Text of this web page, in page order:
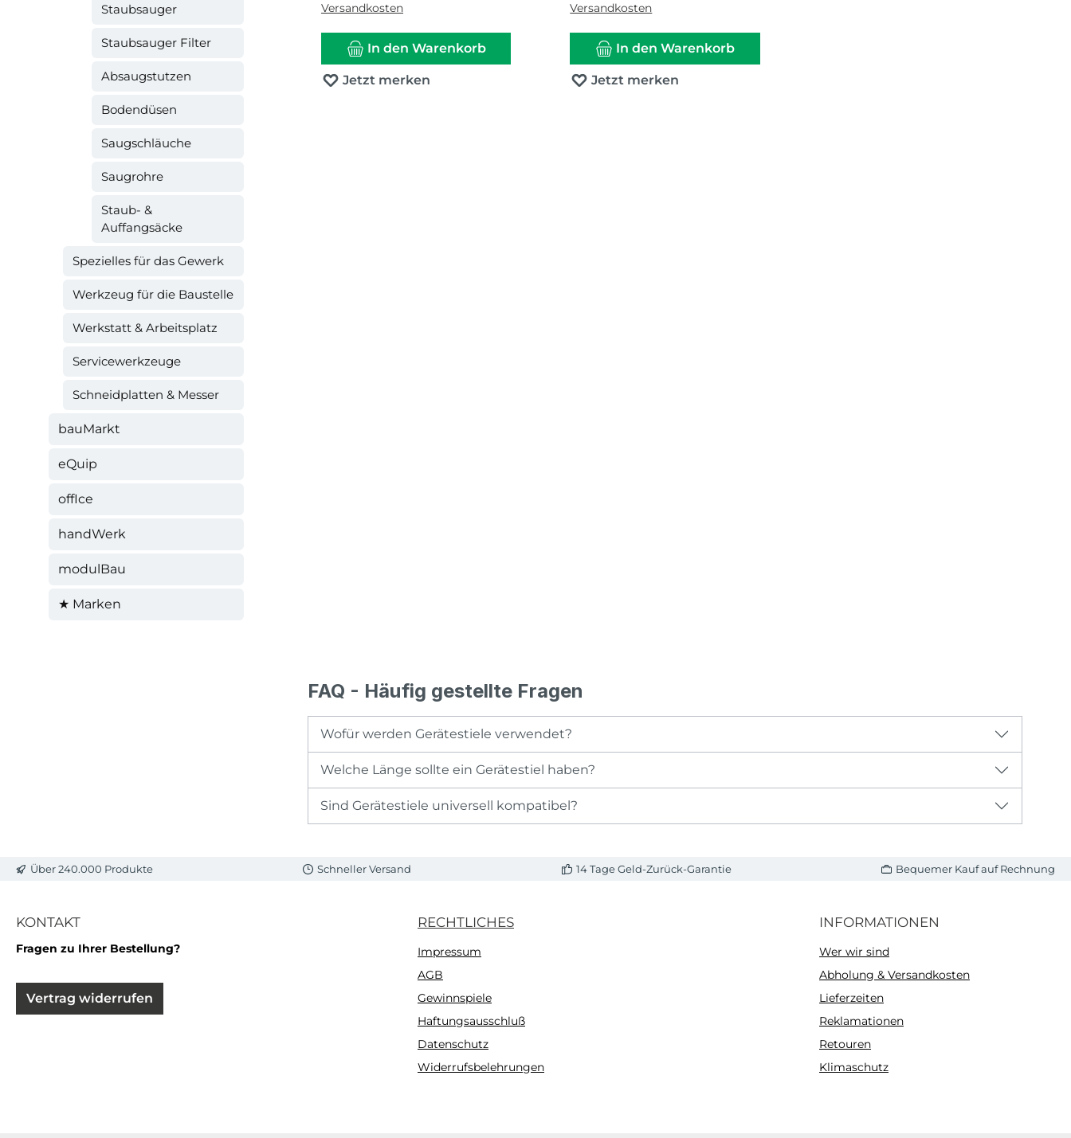
Staubsauger
Staubsauger Filter
Absaugstutzen
Bodendüsen
Saugschläuche
Saugrohre
Staub- &
Auffangsäcke
Spezielles für das Gewerk
Werkzeug für die Baustelle
Werkstatt & Arbeitsplatz
Servicewerkzeuge
Schneidplatten & Messer
bauMarkt
eQuip
offIce
handWerk
modulBau
★ Marken
Versandkosten
In den Warenkorb
Jetzt merken
Versandkosten
In den Warenkorb
Jetzt merken
FAQ - Häufig gestellte Fragen
Wofür werden Gerätestiele verwendet?
Welche Länge sollte ein Gerätestiel haben?
Sind Gerätestiele universell kompatibel?
Über 240.000 Produkte Schneller Versand 14 Tage Geld-Zurück-Garantie Bequemer Kauf auf Rechnung
KONTAKT
Fragen zu Ihrer Bestellung?
Vertrag widerrufen
RECHTLICHES
Impressum
AGB
Gewinnspiele
Haftungsausschluß
Datenschutz
Widerrufsbelehrungen
INFORMATIONEN
Wer wir sind
Abholung & Versandkosten
Lieferzeiten
Reklamationen
Retouren
Klimaschutz